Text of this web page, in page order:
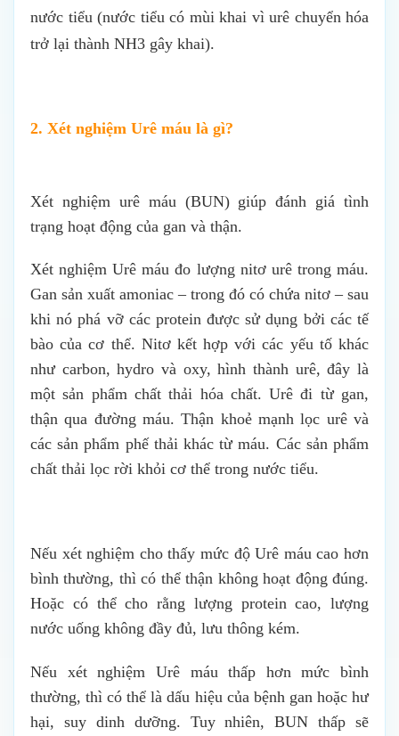
nước tiểu (nước tiểu có mùi khai vì urê chuyển hóa
trở lại thành NH3 gây khai).
2. Xét nghiệm Urê máu là gì?
Xét nghiệm urê máu (BUN) giúp đánh giá tình
trạng hoạt động của gan và thận.
Xét nghiệm Urê máu đo lượng nitơ urê trong máu.
Gan sản xuất amoniac – trong đó có chứa nitơ – sau
khi nó phá vỡ các protein được sử dụng bởi các tế
bào của cơ thể. Nitơ kết hợp với các yếu tố khác
như carbon, hydro và oxy, hình thành urê, đây là
một sản phẩm chất thải hóa chất. Urê đi từ gan,
thận qua đường máu. Thận khoẻ mạnh lọc urê và
các sản phẩm phế thải khác từ máu. Các sản phẩm
chất thải lọc rời khỏi cơ thể trong nước tiểu.
Nếu xét nghiệm cho thấy mức độ Urê máu cao hơn
bình thường, thì có thể thận không hoạt động đúng.
Hoặc có thể cho rằng lượng protein cao, lượng
nước uống không đầy đủ, lưu thông kém.
Nếu xét nghiệm Urê máu thấp hơn mức bình
thường, thì có thể là dấu hiệu của bệnh gan hoặc hư
hại, suy dinh dưỡng. Tuy nhiên, BUN thấp sẽ